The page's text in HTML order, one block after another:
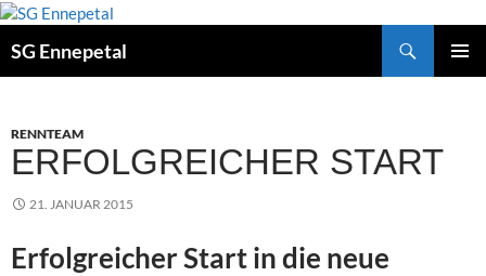
Zum
springen
SG Ennepetal
RENNTEAM
ERFOLGREICHER START
21. JANUAR 2015
Erfolgreicher Start in die neue